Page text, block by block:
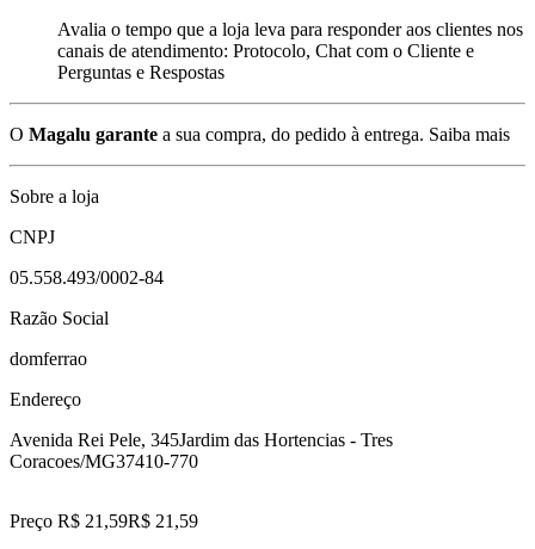
Avalia o tempo que a loja leva para responder aos clientes nos
canais de atendimento: Protocolo, Chat com o Cliente e
Perguntas e Respostas
O Magalu garante a sua compra, do pedido à entrega. Saiba mais
Sobre a loja
CNPJ
05.558.493/0002-84
Razão Social
domferrao
Endereço
Avenida Rei Pele, 345Jardim das Hortencias - Tres
Coracoes/MG37410-770
Preço R$ 21,59R$ 21 ,59